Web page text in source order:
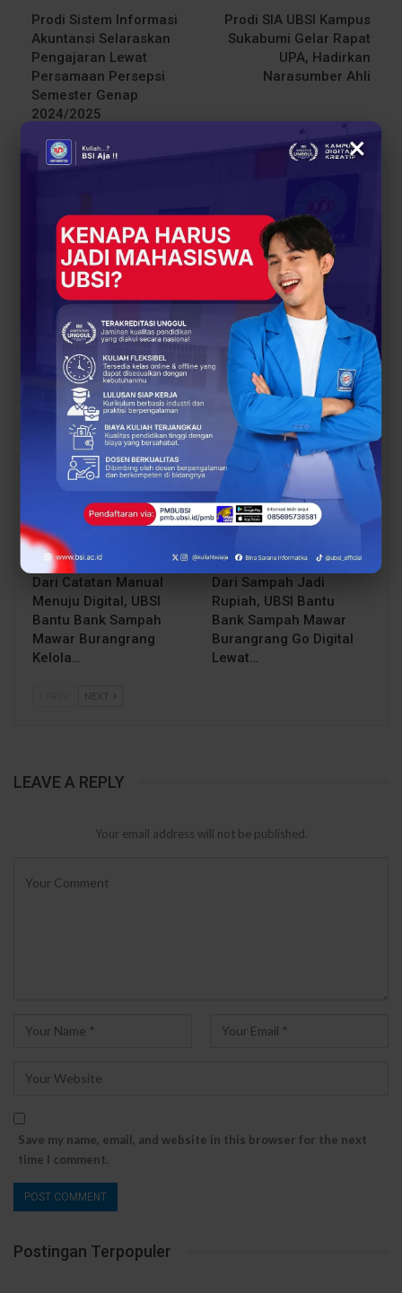
Prodi Sistem Informasi
Akuntansi Selaraskan
Pengajaran Lewat
Persamaan Persepsi
Semester Genap
2024/2025
Prodi SIA UBSI Kampus
Sukabumi Gelar Rapat
UPA, Hadirkan
Narasumber Ahli
BERITA
UBSI Buka Call for
Papers ICAISD 2026,
Dorong Riset Teknologi
dan Keamanan Siber…
BERITA
Siap Kuliah Berkualitas?
UBSI Cengkareng Gelar
Open Booth Spesial
dengan Beasiswa…
BERITA
Dari Catatan Manual
Menuju Digital, UBSI
Bantu Bank Sampah
Mawar Burangrang
Kelola…
BERITA
Dari Sampah Jadi
Rupiah, UBSI Bantu
Bank Sampah Mawar
Burangrang Go Digital
Lewat…
NEXT
LEAVE A REPLY
Your email address will not be published.
Save my name, email, and website in this browser for the next
time I comment.
Postingan Terpopuler
×